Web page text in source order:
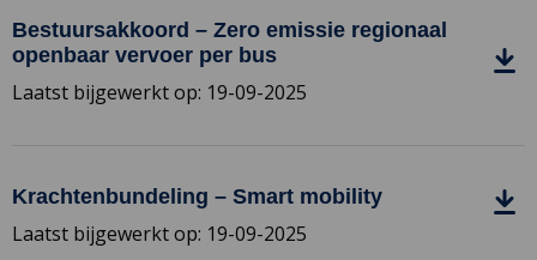
gebruik
in
Noord-
Bestuursakkoord – Zero emissie regionaal
openbaar vervoer per bus
Laatst bijgewerkt op: 19-09-2025
bestand
Bestuursakkoord
–
Zero
openbaar
vervoer
Krachtenbundeling – Smart mobility
Laatst bijgewerkt op: 19-09-2025
bestand
–